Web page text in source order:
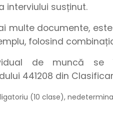
interviului susținut.
multe documente,
folosind
de muncă se
441208 din
(10 clase),